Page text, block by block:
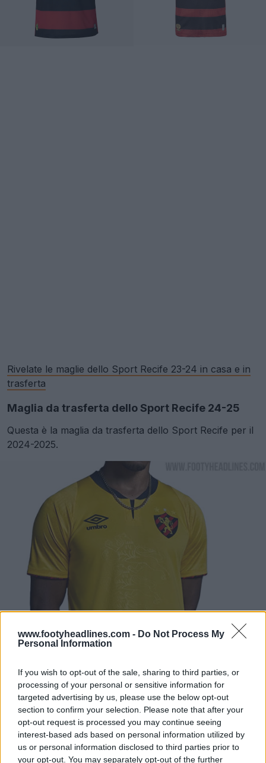
www.footyheadlines.com - Do Not Process My
Personal Information
If you wish to opt-out of the sale, sharing to third parties, or
processing of your personal or sensitive information for
targeted advertising by us, please use the below opt-out
section to confirm your selection. Please note that after your
opt-out request is processed you may continue seeing
interest-based ads based on personal information utilized by
us or personal information disclosed to third parties prior to
your opt-out. You may separately opt-out of the further
Rivelate le maglie dello Sport Recife 23-24 in casa e in
trasferta
Maglia da trasferta dello Sport Recife 24-25
Questa è la maglia da trasferta dello Sport Recife per il
2024-2025.